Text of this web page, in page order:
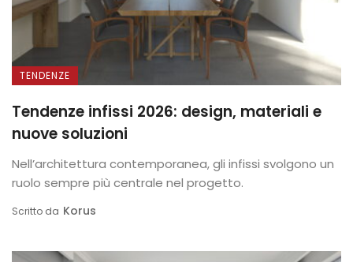
TENDENZE
Tendenze infissi 2026: design, materiali e
nuove soluzioni
Nell’architettura contemporanea, gli infissi svolgono un
ruolo sempre più centrale nel progetto.
Scritto da Korus